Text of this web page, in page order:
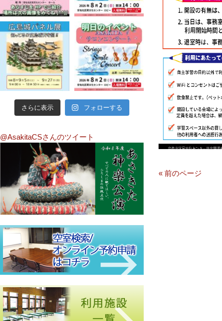
« 前のページ
さらに表示 フォローする
@AsakitaCSさんのツイート